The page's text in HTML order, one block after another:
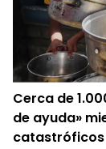
Cerca de
de ayuda»
catastróficos